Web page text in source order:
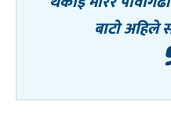
बाटो अहिले